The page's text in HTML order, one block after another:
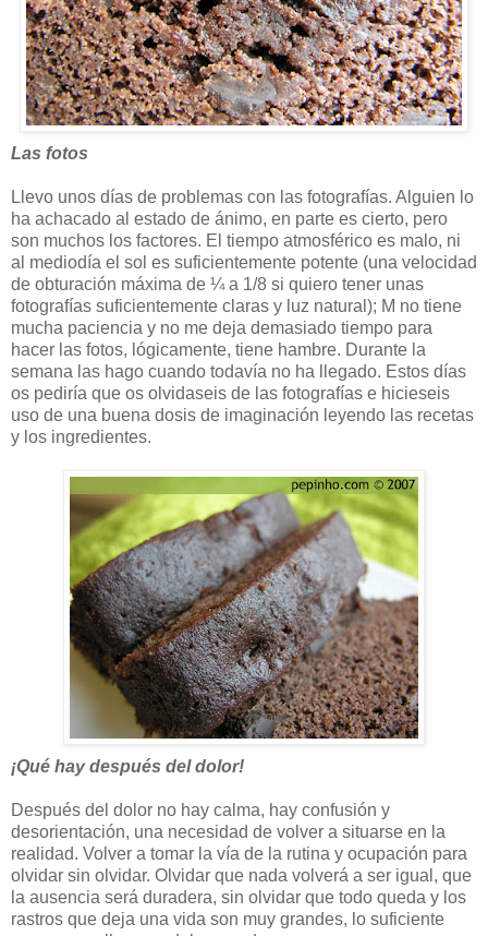
Las fotos
Llevo unos días de problemas con las fotografías. Alguien lo
ha achacado al estado de ánimo, en parte es cierto, pero
son muchos los factores. El tiempo atmosférico es malo, ni
al mediodía el sol es suficientemente potente (una velocidad
de obturación máxima de ¼ a 1/8 si quiero tener unas
fotografías suficientemente claras y luz natural); M no tiene
mucha paciencia y no me deja demasiado tiempo para
hacer las fotos, lógicamente, tiene hambre. Durante la
semana las hago cuando todavía no ha llegado. Estos días
os pediría que os olvidaseis de las fotografías e hicieseis
uso de una buena dosis de imaginación leyendo las recetas
y los ingredientes.
¡Qué hay después del dolor!
Después del dolor no hay calma, hay confusión y
desorientación, una necesidad de volver a situarse en la
realidad. Volver a tomar la vía de la rutina y ocupación para
olvidar sin olvidar. Olvidar que nada volverá a ser igual, que
la ausencia será duradera, sin olvidar que todo queda y los
rastros que deja una vida son muy grandes, lo suficiente